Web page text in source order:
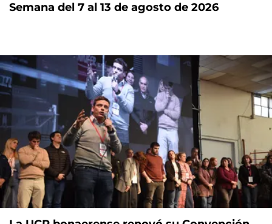
Semana del 7 al 13 de agosto de 2026